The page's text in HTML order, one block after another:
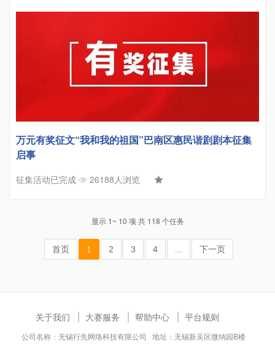
万元有奖征文“我和我的祖国”巴南区惠民谐剧剧本征集
启事
征集活动已完成 26188人浏览
显示 1~ 10 项 共 118 个任务
首页 1 2 3 4 ... 下一页
关于我们 大赛服务 帮助中心 平台规则
公司名称：无锡行先网络科技有限公司 地址：无锡新吴区微纳园B楼